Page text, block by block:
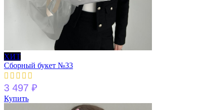
ХИТ
Сборный букет №33
3 497 ₽
Купить